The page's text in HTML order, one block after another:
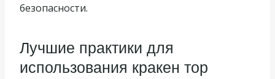
безопасности.
Лучшие практики для
использования кракен тор